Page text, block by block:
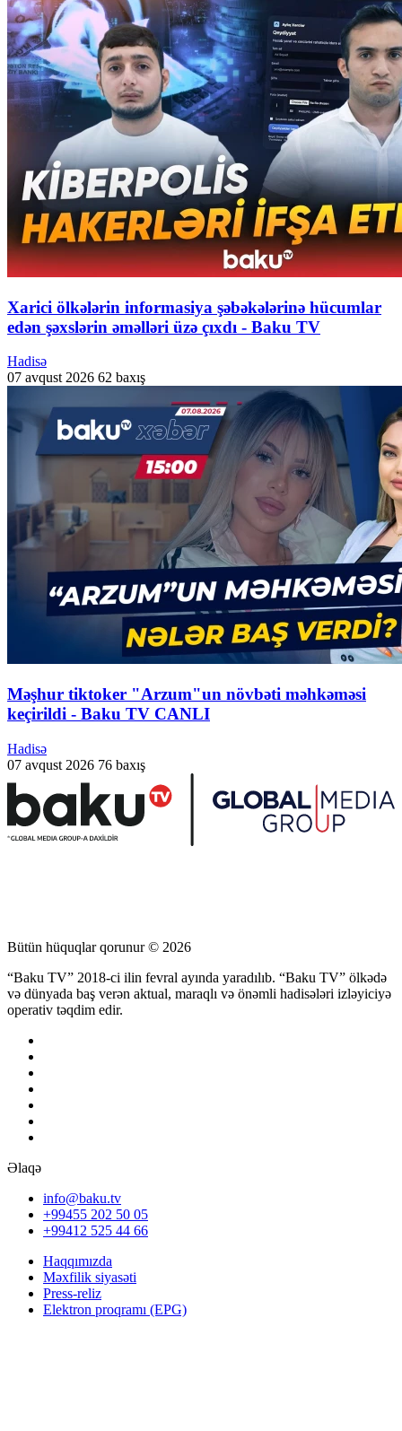
Xarici ölkələrin informasiya şəbəkələrinə hücumlar
edən şəxslərin əməlləri üzə çıxdı - Baku TV
Hadisə
07 avqust 2026 62 baxış
Məşhur tiktoker "Arzum"un növbəti məhkəməsi
keçirildi - Baku TV CANLI
Hadisə
07 avqust 2026 76 baxış
Bütün hüquqlar qorunur © 2026
“Baku TV” 2018-ci ilin fevral ayında yaradılıb. “Baku TV” ölkədə
və dünyada baş verən aktual, maraqlı və önəmli hadisələri izləyiciyə
operativ təqdim edir.
Əlaqə
info@baku.tv
+99455 202 50 05
+99412 525 44 66
Haqqımızda
Məxfilik siyasəti
Press-reliz
Elektron proqramı (EPG)